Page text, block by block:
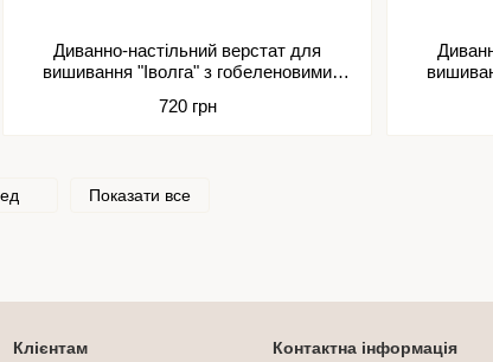
Диванно-настільний верстат для
вишивання "Іволга" з гобеленовими
720 грн
Показати все
Клієнтам Контактна інформація